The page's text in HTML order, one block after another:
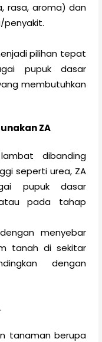
rasa, aroma) dan
pilihan tepat
pupuk dasar
membutuhkan
ZA
dibanding
seperti urea, ZA
pupuk dasar
pada tahap
menyebar
tanah di sekitar
dengan
tanaman berupa